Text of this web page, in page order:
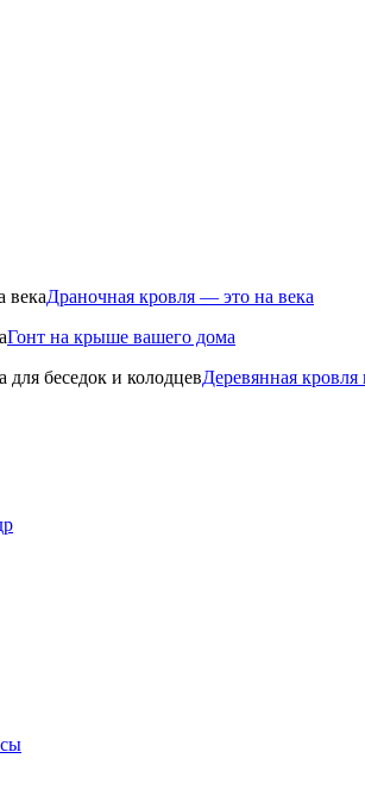
Драночная кровля — это на века
Гонт на крыше вашего дома
Деревянная кровля